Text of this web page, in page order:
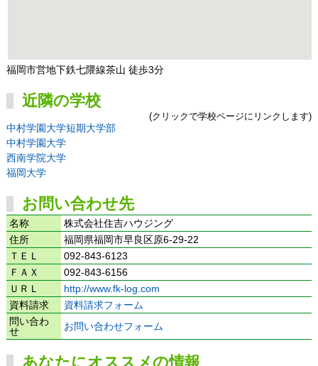
福岡市営地下鉄七隈線茶山 徒歩3分
近隣の学校
(クリックで学校ページにリンクします)
中村学園大学短期大学部
中村学園大学
西南学院大学
福岡大学
お問い合わせ先
名称
株式会社住吉ハウジング
住所
福岡県福岡市早良区原6-29-22
ＴＥＬ
092-843-6123
ＦＡＸ
092-843-6156
ＵＲＬ
http://www.fk-log.com
資料請求
資料請求フォーム
問い合わ
せ
お問い合わせフォーム
あなたにオススメの情報